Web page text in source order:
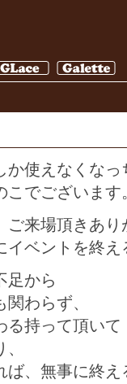
か使えなくな
でございます
ご来場頂きあ
イベントを終
足から
わらず、
る持って頂いて
ば、無事に終